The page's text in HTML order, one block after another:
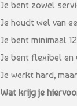
Je bent zowel
Je houdt wel van
Je bent minimaal
Je bent flexibel en
Je werkt hard,
Wat krijg je